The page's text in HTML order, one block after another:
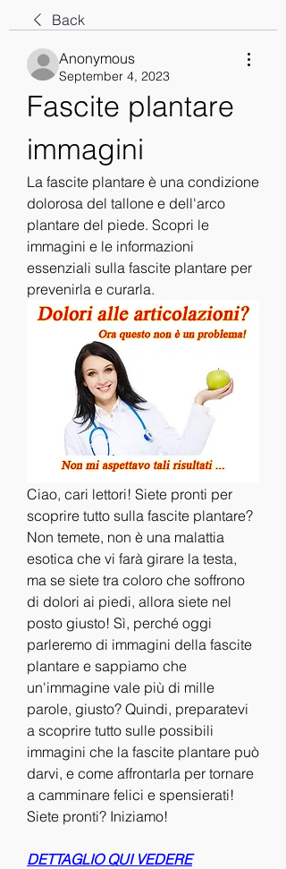
Back
Anonymous
September 4, 2023
Fascite plantare
immagini
La fascite plantare è una condizione
dolorosa del tallone e dell'arco
plantare del piede. Scopri le
immagini e le informazioni
essenziali sulla fascite plantare per
prevenirla e curarla.
Ciao, cari lettori! Siete pronti per
scoprire tutto sulla fascite plantare?
Non temete, non è una malattia
esotica che vi farà girare la testa,
ma se siete tra coloro che soffrono
di dolori ai piedi, allora siete nel
posto giusto! Sì, perché oggi
parleremo di immagini della fascite
plantare e sappiamo che
un'immagine vale più di mille
parole, giusto? Quindi, preparatevi
a scoprire tutto sulle possibili
immagini che la fascite plantare può
darvi, e come affrontarla per tornare
a camminare felici e spensierati!
Siete pronti? Iniziamo!
DETTAGLIO QUI VEDERE